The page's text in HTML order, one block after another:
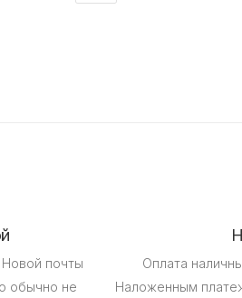
почты
обычно не
Оплата
Наложенным